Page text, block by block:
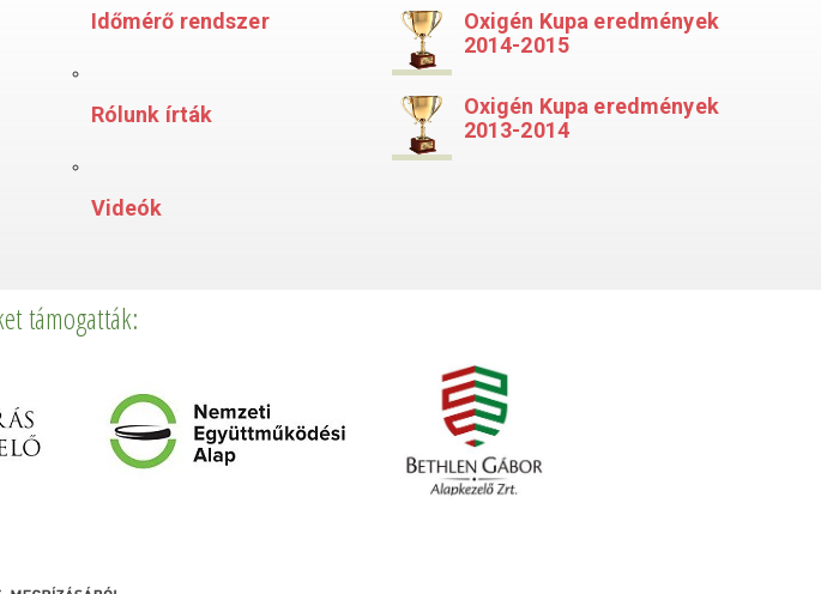
Időmérő rendszer
Rólunk írták
Videók
Oxigén Kupa eredmények
2014-2015
Oxigén Kupa eredmények
2013-2014
támogatták: